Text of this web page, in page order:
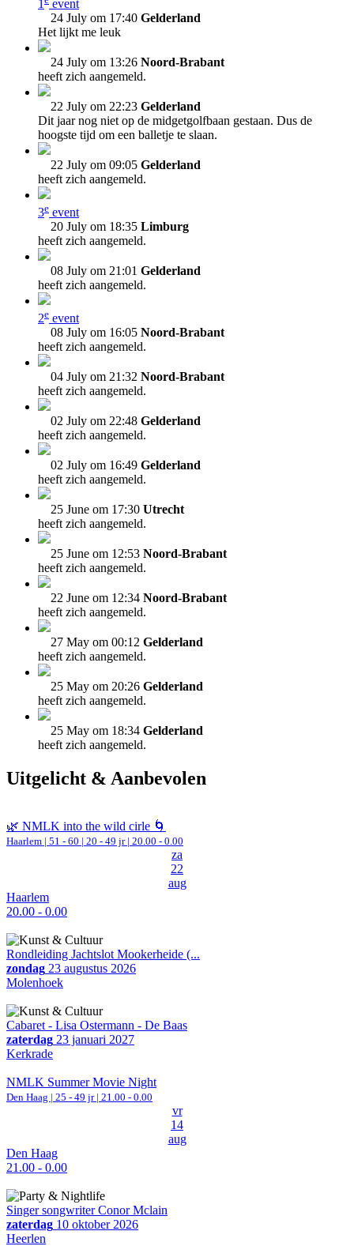
1
event
24 July om 17:40 Gelderland
Het lijkt me leuk
24 July om 13:26 Noord-Brabant
heeft zich aangemeld.
22 July om 22:23 Gelderland
Dit jaar nog niet op de midgetgolfbaan gestaan. Dus de
hoogste tijd om een balletje te slaan.
22 July om 09:05 Gelderland
heeft zich aangemeld.
3e event
20 July om 18:35 Limburg
heeft zich aangemeld.
08 July om 21:01 Gelderland
heeft zich aangemeld.
2e event
08 July om 16:05 Noord-Brabant
heeft zich aangemeld.
04 July om 21:32 Noord-Brabant
heeft zich aangemeld.
02 July om 22:48 Gelderland
heeft zich aangemeld.
02 July om 16:49 Gelderland
heeft zich aangemeld.
25 June om 17:30 Utrecht
heeft zich aangemeld.
25 June om 12:53 Noord-Brabant
heeft zich aangemeld.
22 June om 12:34 Noord-Brabant
heeft zich aangemeld.
27 May om 00:12 Gelderland
heeft zich aangemeld.
25 May om 20:26 Gelderland
heeft zich aangemeld.
25 May om 18:34 Gelderland
heeft zich aangemeld.
Uitgelicht & Aanbevolen
🌿 NMLK into the wild cirle 🌀
Haarlem | 51 - 60 | 20 - 49 jr | 20.00 - 0.00
za
22
aug
Haarlem
20.00 - 0.00
Rondleiding Jachtslot Mookerheide (...
zondag 23 augustus 2026
Molenhoek
Cabaret - Lisa Ostermann - De Baas
zaterdag 23 januari 2027
Kerkrade
NMLK Summer Movie Night
Den Haag | 25 - 49 jr | 21.00 - 0.00
vr
14
aug
Den Haag
21.00 - 0.00
Singer songwriter Conor Mclain
zaterdag 10 oktober 2026
Heerlen